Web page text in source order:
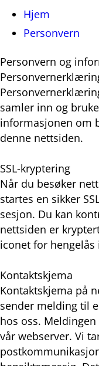
Du
Hjem
Personvern
Personvern og
samler inn og
informasjonen om
denne nettsiden.
SSL-kryptering
Når du besøker
startes en sikker
sesjon. Du kan
nettsiden er
iconet for hengelås
Kontaktskjema
Kontaktskjema på
sender melding til
hos oss.
vår webserver. Vi